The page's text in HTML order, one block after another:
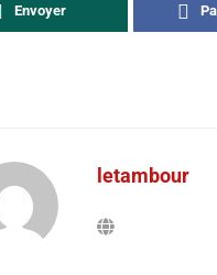
Envoyer
letambour